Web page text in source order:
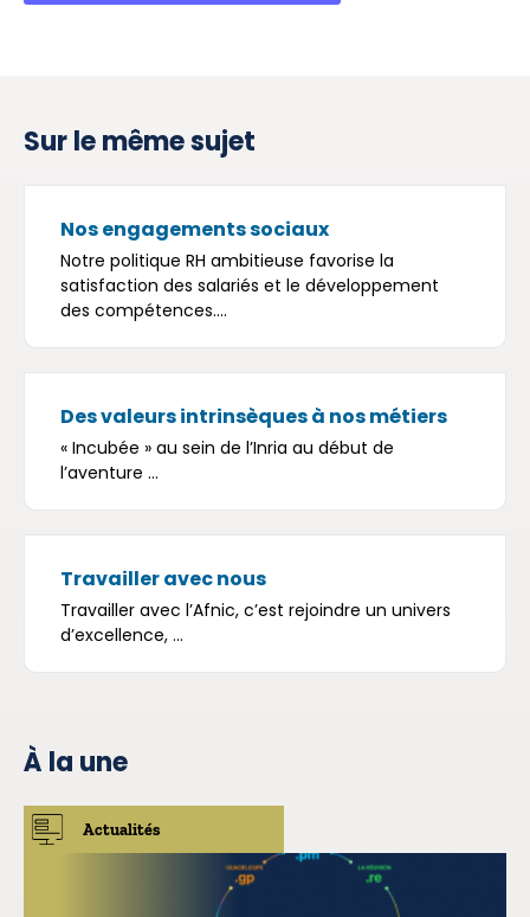
Sur le même sujet
Nos engagements sociaux
Notre politique RH ambitieuse favorise la
satisfaction des salariés et le développement
des compétences....
Des valeurs intrinsèques à nos métiers
« Incubée » au sein de l’Inria au début de
l’aventure ...
Travailler avec nous
Travailler avec l’Afnic, c’est rejoindre un univers
d’excellence, ...
À la une
Actualités